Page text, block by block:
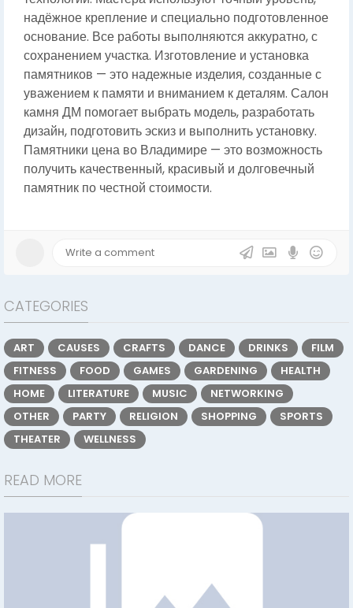
надёжное крепление и специально подготовленное
основание. Все работы выполняются аккуратно, с
сохранением участка. Изготовление и установка
памятников — это надежные изделия, созданные с
уважением к памяти и вниманием к деталям. Салон
камня ДМ помогает выбрать модель, разработать
дизайн, подготовить эскиз и выполнить установку.
Памятники цена во Владимире — это возможность
получить качественный, красивый и долговечный
памятник по честной стоимости.
CATEGORIES
ART CAUSES CRAFTS DANCE DRINKS
FILM
FITNESS
FOOD GAMES GARDENING
HEALTH
HOME
LITERATURE MUSIC
NETWORKING
OTHER
PARTY RELIGION SHOPPING
SPORTS
THEATER
WELLNESS
READ MORE